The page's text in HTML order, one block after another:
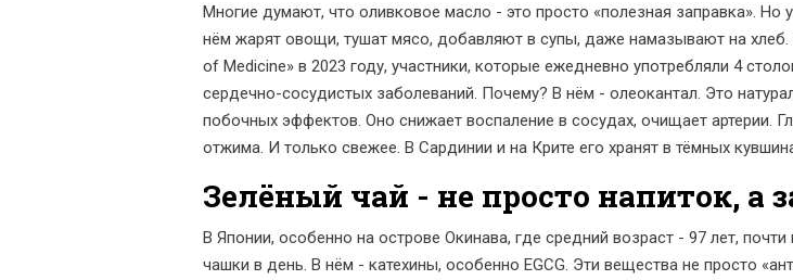
Многие думают, что оливковое масло - это просто «полезная заправка». Но
нём жарят овощи, тушат мясо, добавляют в супы, даже намазывают на хлеб.
of Medicine» в 2023 году, участники, которые ежедневно употребляли 4
сердечно-сосудистых заболеваний. Почему? В нём - олеокантал. Это
побочных эффектов. Оно снижает воспаление в сосудах, очищает артерии.
отжима. И только свежее. В Сардинии и на Крите его хранят в тёмных
Зелёный чай - не просто напиток, а
В Японии, особенно на острове Окинава, где средний возраст - 97 лет,
чашки в день. В нём - катехины, особенно EGCG. Эти вещества не просто